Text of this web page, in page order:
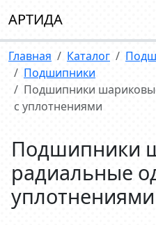
АРТИДА
Главная Каталог
Подшипники
Подшипники
с уплотнениями
Подшипники
радиальные
уплотнениями